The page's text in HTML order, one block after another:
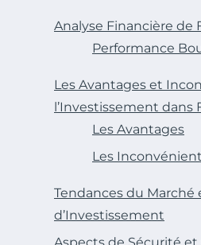
Analyse Financière de
Performance
Les Avantages et
l’Investissement dans
Les Avantages
Les
Tendances du Marché
d’Investissement